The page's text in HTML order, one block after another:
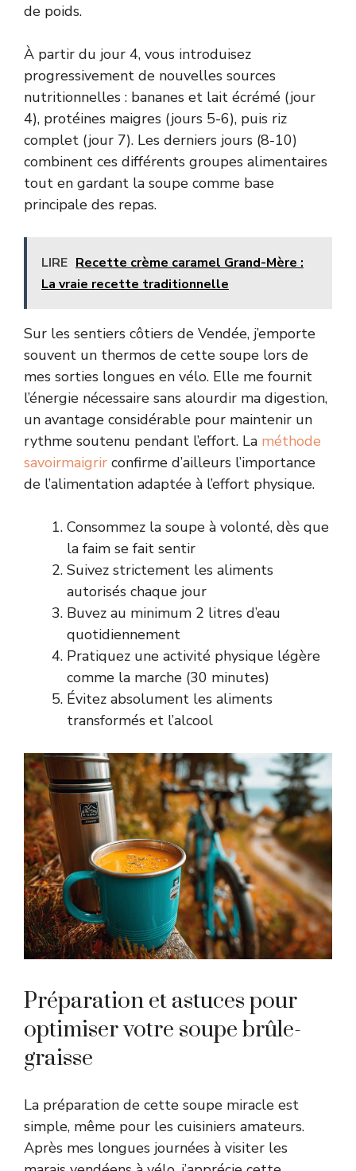
de poids.
À partir du jour 4, vous introduisez
progressivement de nouvelles sources
nutritionnelles : bananes et lait écrémé (jour
4), protéines maigres (jours 5-6), puis riz
complet (jour 7). Les derniers jours (8-10)
combinent ces différents groupes alimentaires
tout en gardant la soupe comme base
principale des repas.
LIRE Recette crème caramel Grand-Mère :
La vraie recette traditionnelle
Sur les sentiers côtiers de Vendée, j’emporte
souvent un thermos de cette soupe lors de
mes sorties longues en vélo. Elle me fournit
l’énergie nécessaire sans alourdir ma digestion,
un avantage considérable pour maintenir un
rythme soutenu pendant l’effort. La méthode
savoirmaigrir confirme d’ailleurs l’importance
de l’alimentation adaptée à l’effort physique.
Consommez la soupe à volonté, dès que
la faim se fait sentir
Suivez strictement les aliments
autorisés chaque jour
Buvez au minimum 2 litres d’eau
quotidiennement
Pratiquez une activité physique légère
comme la marche (30 minutes)
Évitez absolument les aliments
transformés et l’alcool
Préparation et astuces pour
optimiser votre soupe brûle-
graisse
La préparation de cette soupe miracle est
simple, même pour les cuisiniers amateurs.
Après mes longues journées à visiter les